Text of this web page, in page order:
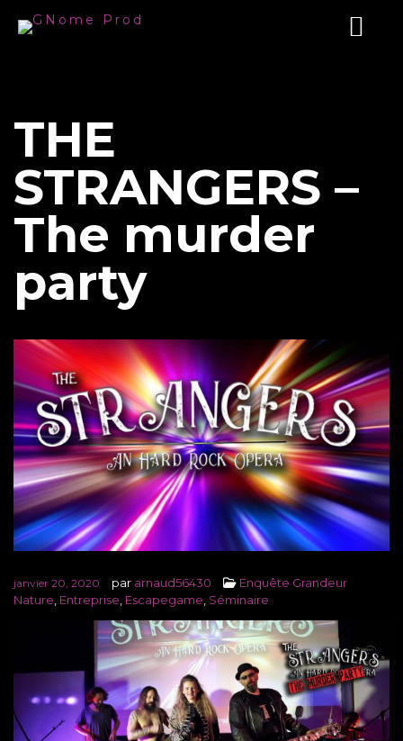
THE
STRANGERS –
The murder
party
janvier 20, 2020 par arnaud56430
Enquête Grandeur
Nature Entreprise Escapegame Séminaire